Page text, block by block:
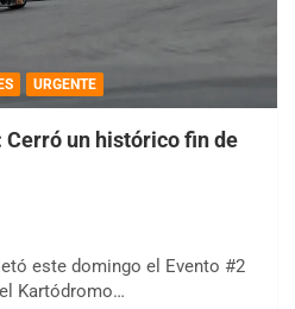
URGENTE
Cerró un histórico fin de
este domingo el Evento #2
Kartódromo…